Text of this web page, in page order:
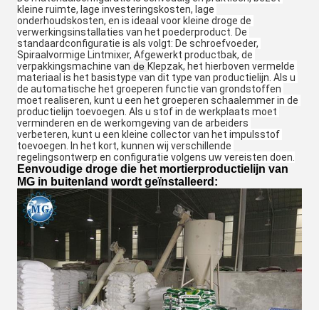
kleine ruimte, lage investeringskosten, lage
onderhoudskosten, en is ideaal voor kleine droge de
verwerkingsinstallaties van het poederproduct. De
standaardconfiguratie is als volgt: De schroefvoeder,
Spiraalvormige Lintmixer, Afgewerkt productbak, de
verpakkingsmachine van de Klepzak, het hierboven vermelde
materiaal is het basistype van dit type van productielijn. Als u
de automatische het groeperen functie van grondstoffen
moet realiseren, kunt u een het groeperen schaalemmer in de
productielijn toevoegen. Als u stof in de werkplaats moet
verminderen en de werkomgeving van de arbeiders
verbeteren, kunt u een kleine collector van het impulsstof
toevoegen. In het kort, kunnen wij verschillende
regelingsontwerp en configuratie volgens uw vereisten doen.
Eenvoudige droge die het mortierproductielijn van
MG in buitenland wordt geïnstalleerd: